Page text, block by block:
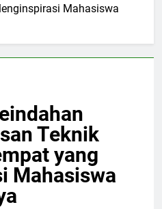
Mahasiswa
Teknik
yang
Mahasiswa